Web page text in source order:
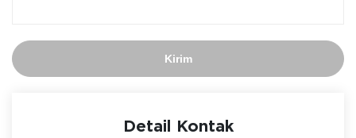
Kirim
Detail Kontak